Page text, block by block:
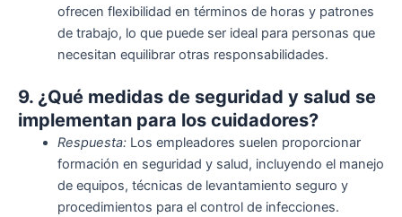
ofrecen flexibilidad en términos de horas y patrones
de trabajo, lo que puede ser ideal para personas que
necesitan equilibrar otras responsabilidades.
9. ¿Qué medidas de seguridad y salud se
implementan para los cuidadores?
Respuesta:Los empleadores suelen proporcionar
formación en seguridad y salud, incluyendo el manejo
de equipos, técnicas de levantamiento seguro y
procedimientos para el control de infecciones.